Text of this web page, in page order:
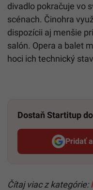
divadlo pokračuje vo
scénach. Činohra
dispozícii aj menšie
salón. Opera a balet
hoci ich technický
Dostaň Startitup
Pridať
Čítaj viac z kategórie: